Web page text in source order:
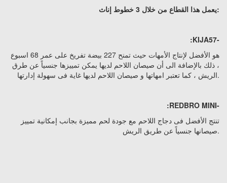
يعمل هذا القطاع من خلال 3 خطوط إناث:
:KIJA57-
هو الأفضل لإنتاج الأمهات حيث تمنح 227 بيضة تفريخ على عمر 68 اسبوع
، ذلك بالإضافة الى أن صيصان اللاحم لديها يمكن تمييزها جنسياً عن طرق
الريش ، كما تعتبر امهاتها و صيصان اللاحم لديها غاية فى سهولة إدارتها.
:REDBRO MINI-
تنتج الأفضل فى دجاج اللاحم مع جودة لحم مميزة بجانب إمكانية تمييز
صيصانها جنسياً عن طريق الريش.